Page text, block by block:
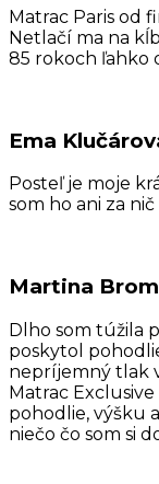
Matrac Paris od
Netlačí ma na
85 rokoch ľahko
Ema
Posteľ je moje
som ho ani za
Martina
Dlho som túžila
poskytol
nepríjemný tlak
Matrac
pohodlie, výšku
niečo čo som si